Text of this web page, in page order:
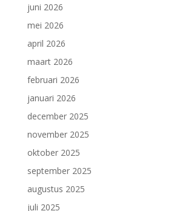
juni 2026
mei 2026
april 2026
maart 2026
februari 2026
januari 2026
december 2025
november 2025
oktober 2025
september 2025
augustus 2025
juli 2025